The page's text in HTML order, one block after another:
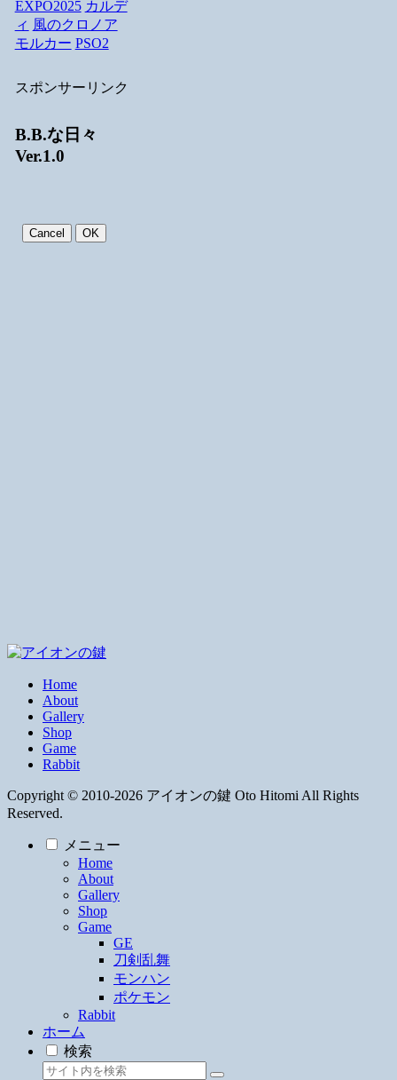
EXPO2025 カルデ
ィ 風のクロノア
モルカー PSO2
スポンサーリンク
B.B.な日々
Ver.1.0
Home
About
Gallery
Shop
Game
Rabbit
Copyright © 2010-2026 アイオンの鍵 Oto Hitomi All Rights
Reserved.
メニュー
Home
About
Gallery
Shop
Game
GE
刀剣乱舞
モンハン
ポケモン
Rabbit
ホーム
検索